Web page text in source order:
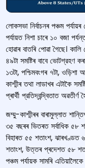
লোকসভা নিৰ্বাচনৰ পঞ্চম
পর্যায়ত নিশা চাৰে ১০ বজা
হোৱাৰ বাতৰি পোৱা গৈছে।
৪৯টা সমষ্টিৰ বাবে ভোটগ্রহণ
১৩টা, পশ্চিমবংগৰ ৭টা,
কাশ্মীৰ তথা লাডাখৰ এটাকৈ
প্ৰাৰ্থী প্রতিদ্বন্দ্বিতাত অৱতীৰ্ণ
জম্মু-কাশ্মীৰৰ বাৰামুল্লাত
৩৫ বছৰৰ ভিতৰত সৰ্বাধিক ৫৮
বিহাৰত ৫৫ শতাংশ, ঝাৰখণ্ডত
শতাংশ, উত্তৰ প্ৰদেশত ৫৮
পঞ্চম পৰ্যায়ক সামৰি